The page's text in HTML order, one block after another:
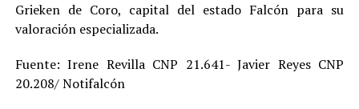
Grieken de Coro, capital del estado Falcón para su
valoración especializada.
Fuente: Irene Revilla CNP 21.641- Javier Reyes CNP
20.208/ Notifalcón